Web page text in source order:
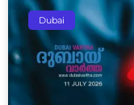
Dubai